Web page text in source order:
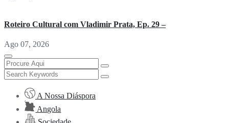
Roteiro Cultural com Vladimir Prata, Ep. 29 –
Ago 07, 2026
A Nossa Diáspora
Angola